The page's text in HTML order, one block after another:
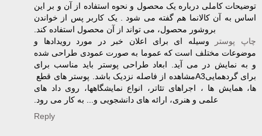
توضیحات کاملی درباره یک محصول و نحوه استفاده از آن و بر این
اساس به آن کالانما هم گفته می ‏شود . یک کاربر پس از خواندن
بروشور محصول، می تواند از آن محصول استفاده کند.‏
چاپ پوستر
‏ وسیله ای برای اعلان خبر در مورد رویدادها و
موضوعات مختلف است که عموما به ‏صورت عمودی طراحی شده
و به نمایش در می آید. ابعاد طراحی پوستر باید مناسب برای
مشاهده از ‏فاصله نزدیک باشد. پوستر های قطع ‏A3‎برای گردهمایی
ها، همایش ها ، اجراهای تئاتر، انواع نمایشگاهها، ‏روی داد های
علمی و هنری، ارائه های دانشجویی و... به کار می رود.‏
Reply